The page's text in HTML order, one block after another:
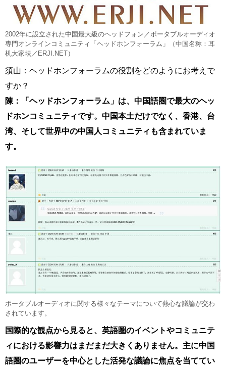
2002年に設立された中国最大級のヘッドフォン／ポータブルオーディオ
専門オンラインコミュニティ「ヘッドホンフォーラム」（中国名称：耳
机大家坛／ERJI.NET）
須山：ヘッドホンフォーラムの役割をどのようにお考えで
すか？
陳：「ヘッドホンフォーラム」は、中国語圏で最大のヘッ
ドホンコミュニティです。中国本土だけでなく、香港、台
湾、そして世界中の中国人コミュニティも含まれていま
す。
ポータブルオーディオに関する様々なテーマについて熱心な議論が交わ
されています。
国際的な観点から見ると、英語圏のイベントやコミュニテ
ィにおける影響力はまだまだ大きくありません。主に中国
語圏のユーザーを中心とした活発な議論に焦点を当ててい